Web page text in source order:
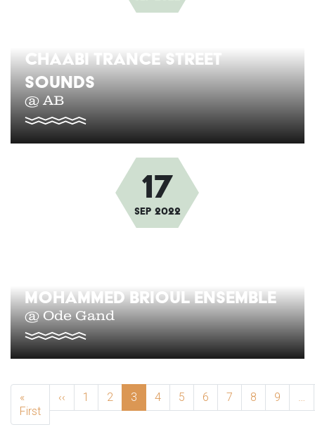
CHAABI TRANCE STREET
SOUNDS
@ AB
17
sep 2022
MOHAMMED BRIOUL ENSEMBLE
@ Ode Gand
PAGINERING
«
First First page
‹‹ Previous page
1 2 3 4 5 6 7 8 9 …